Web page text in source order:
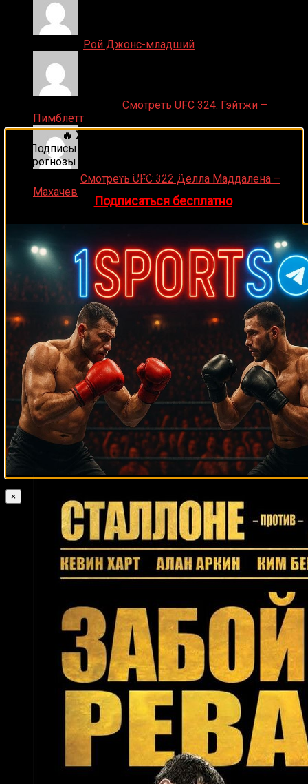
Рой Джонс-младший
Смотреть UFC 324: Гэйтжи –
Пимблетт
Смотреть UFC 322 Делла Маддалена –
Махачев
Абрахам Окен Деметрис Кинг Хавьер Кастильехо Зора Фолли
Александр ВолкановскиДикки ЭклундСеррон
Фокс Андрей Климов Трент Броадхерст Лоренцо Занон Аскар
Аскаров Лукас Мартин Маттиссе Антонио Пикарди Рейес Муньос
Энтони Уиллис Риджис ПрогрейсЖаирзиньо
Розенстрайк
Макото Футигами
Хулио Сесар Гонсалес
Карл Гриффит Росс Пьюритти Уилфорд Скипион
Питер Бакли
Джордж Камбосос
Азума Нельсон Уильям Джоппи
Гектор Арройо Франциско Фонсека Сэмми Фуэнтес
Адаилтон де
Хесус Омар Васкес Гуты Эспадас-младший Дэвид
Бостис Дамиан Фуллер Эззард Чарльз Мaурисиo Лaрa
Доминик Уэйд Сефер Сефери Джозеф Нсубуга Даррен Дарби Ричи
Вентон Энтони Эрнандес Жулио Жан Винсент Ховард
Тайрон Спонг
🔥 Хочешь зарабатывать на спорте?
Подписывайся на наш Telegram-канал
прогнозы на единоборства и другие виды спорта
каждый день!
👉 Подписаться бесплатно
×